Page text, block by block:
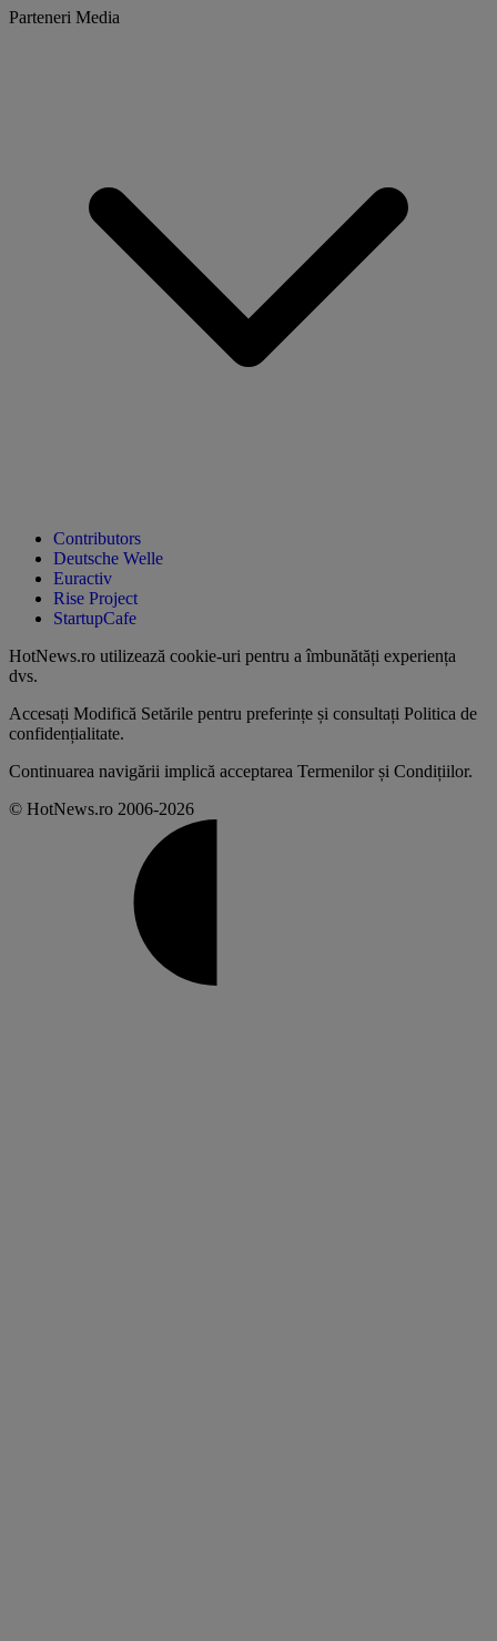
Parteneri Media
Contributors
Deutsche Welle
Euractiv
Rise Project
StartupCafe
HotNews.ro utilizează cookie-uri pentru a îmbunătăți experiența
dvs.
Accesați Modifică Setările pentru preferințe și consultați Politica de
confidențialitate.
Continuarea navigării implică acceptarea Termenilor și Condițiilor.
© HotNews.ro 2006-2026